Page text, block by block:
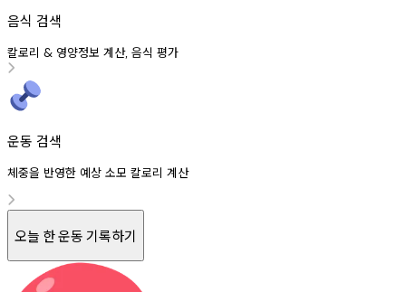
음식 검색
칼로리 & 영양정보 계산, 음식 평가
운동 검색
체중을 반영한 예상 소모 칼로리 계산
오늘 한 운동 기록하기